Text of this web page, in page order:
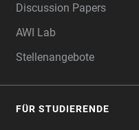
Discussion Papers
AWI Lab
Stellenangebote
FÜR STUDIERENDE